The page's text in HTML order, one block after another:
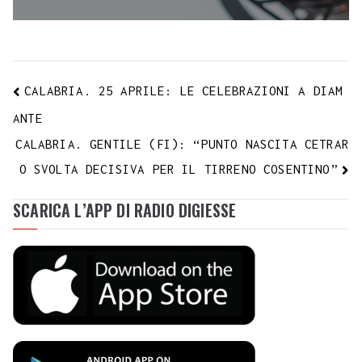
CALABRIA. 25 APRILE: LE CELEBRAZIONI A DIAM
ANTE
CALABRIA. GENTILE (FI): “PUNTO NASCITA CETRAR
O SVOLTA DECISIVA PER IL TIRRENO COSENTINO”
SCARICA L’APP DI RADIO DIGIESSE